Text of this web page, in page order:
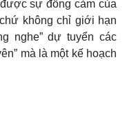
sự đồng cảm của
không chỉ giới hạn
nghe” dự tuyển các
mà là một kế hoạch